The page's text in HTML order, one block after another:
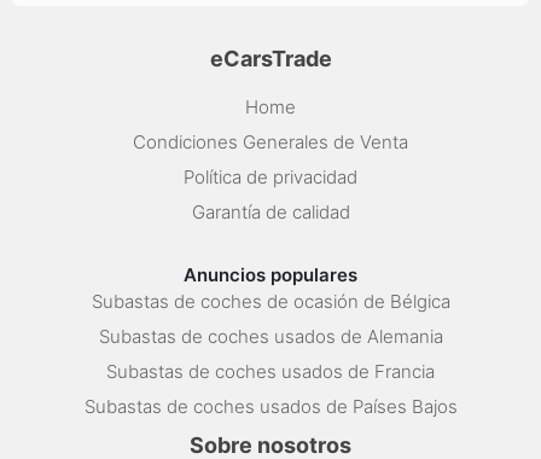
eCarsTrade
Home
Condiciones Generales de Venta
Política de privacidad
Garantía de calidad
Anuncios populares
Subastas de coches de ocasión de Bélgica
Subastas de coches usados de Alemania
Subastas de coches usados de Francia
Subastas de coches usados de Países Bajos
Sobre nosotros